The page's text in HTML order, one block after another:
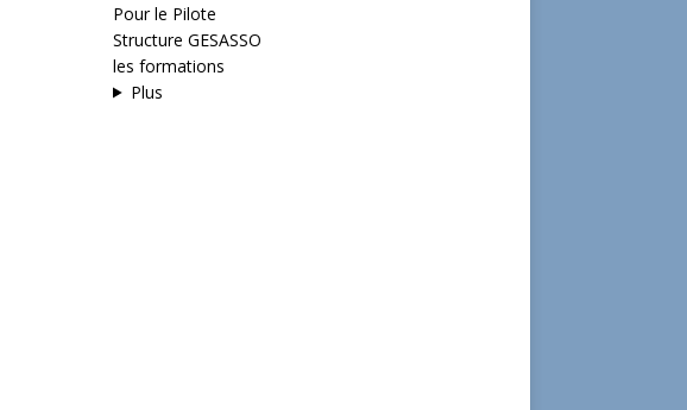
Pour le Pilote
Structure GESASSO
les formations
Plus